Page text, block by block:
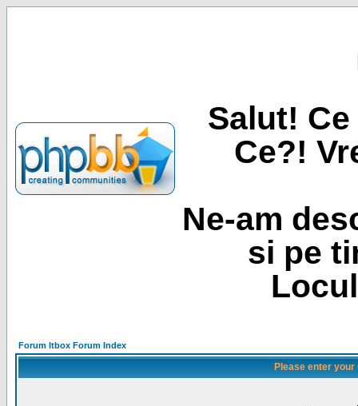
Salut!
Ce?!
Ne-am
si pe
Forum Itbox Forum Index
Please enter